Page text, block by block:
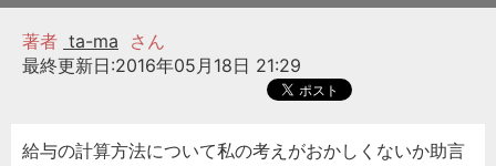
著者 ta-ma
さん
最終更新日:2016年05月18日 21:29
給与の計算方法について私の考えがおかしくないか助言